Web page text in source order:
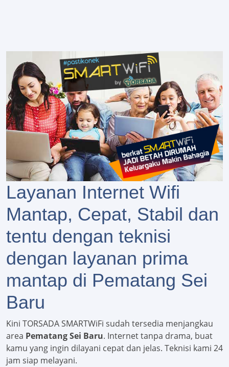
Layanan Internet Wifi
Mantap, Cepat, Stabil dan
tentu dengan teknisi
dengan layanan prima
mantap di Pematang Sei
Baru
Kini TORSADA SMARTWiFi sudah tersedia menjangkau
area Pematang Sei Baru. Internet tanpa drama, buat
kamu yang ingin dilayani cepat dan jelas. Teknisi kami 24
jam siap melayani.